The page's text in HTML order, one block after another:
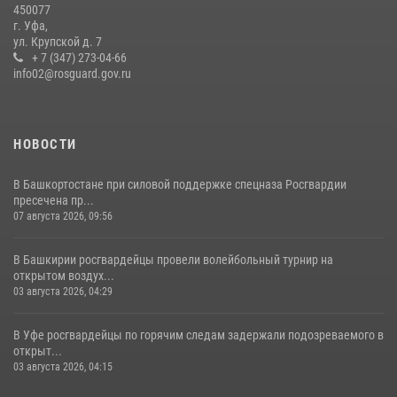
16 июля 2026, 04:30
Росгвардейцы Башкортостана обеспечили правопорядок и
выступили на празднике в честь Дня ВДВ
450077
г. Уфа,
ул. Крупской д. 7
+ 7 (347) 273-04-66
info02@rosguard.gov.ru
НОВОСТИ
В Башкортостане при силовой поддержке спецназа Росгвардии
пресечена пр...
07 августа 2026, 09:56
В Башкирии росгвардейцы провели волейбольный турнир на
открытом воздух...
03 августа 2026, 04:29
В Уфе росгвардейцы по горячим следам задержали подозреваемого в
открыт...
03 августа 2026, 04:15